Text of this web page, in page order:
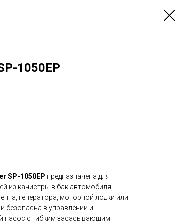
1050EP
SP-1050EP предназначена для
из канистры в бак автомобиля,
генератора, моторной лодки или
безопасна в управлении и
насос с гибким засасывающим